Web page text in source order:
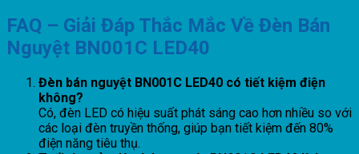
FAQ – Giải Đáp Thắc Mắc Về Đèn Bán
Nguyệt BN001C LED40
Đèn bán nguyệt BN001C LED40 có tiết kiệm điện
không?
Có, đèn LED có hiệu suất phát sáng cao hơn nhiều so với
các loại đèn truyền thống, giúp bạn tiết kiệm đến 80%
điện năng tiêu thụ.